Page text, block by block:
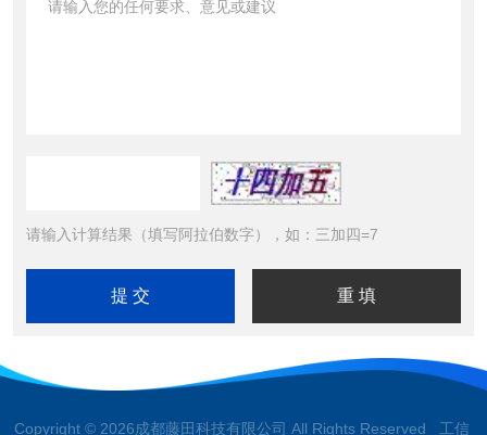
请输入计算结果（填写阿拉伯数字），如：三加四=7
Copyright © 2026成都藤田科技有限公司 All Rights Reserved 工信